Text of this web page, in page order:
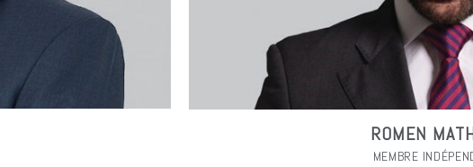
ROMEN
MEMBRE